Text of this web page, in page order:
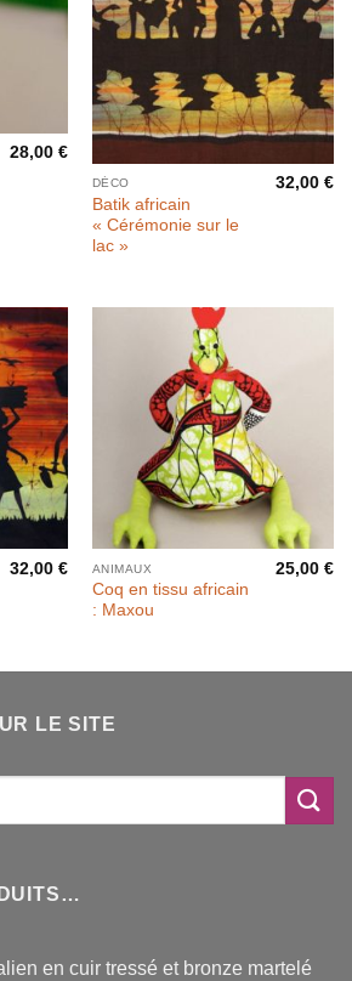
28,00€ Rupture de stock
DÉCO
Batik africain
« Cérémonie sur le
lac »
32,00€
32,00€ ANIMAUX
Coq en tissu africain
: Maxou
25,00€
LE SITE
en cuir tressé et bronze martelé